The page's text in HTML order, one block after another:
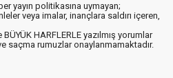
yayın politikasına uymayan;
veya imalar, inançlara saldırı içeren,
HARFLERLE yazılmış yorumlar
saçma rumuzlar onaylanmamaktadır.